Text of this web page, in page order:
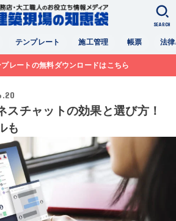
テンプレート 施工管理 帳票 法
SEARCH
レートの無料ダウンロードはこちら
スチャットの効果と選び方！
も